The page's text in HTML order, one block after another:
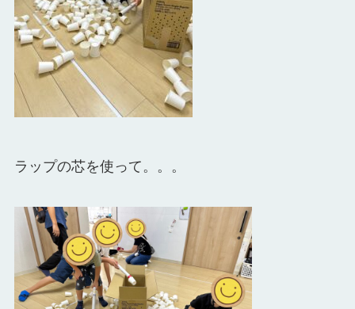
ラップの芯を使って。。。